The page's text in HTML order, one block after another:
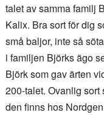
talet av samma familj
Kalix. Bra sort för dig
små baljor, inte så
i familjen Björks ägo
Björk som gav ärten
200-talet. Ovanlig sort
den finns hos